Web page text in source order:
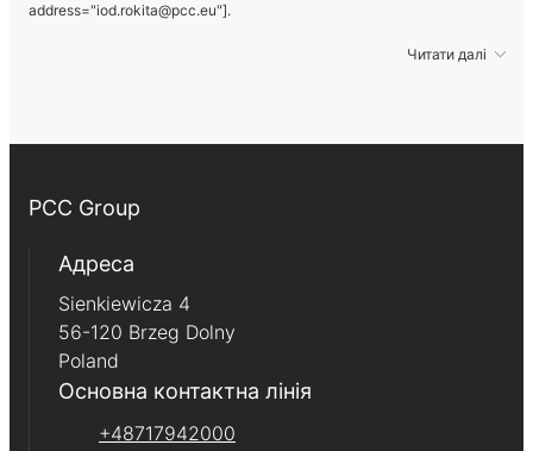
address="iod.rokita@pcc.eu"].
Читати далі
PCC Group
Адреса
Sienkiewicza 4
56-120 Brzeg Dolny
Poland
Основна контактна лінія
+48717942000